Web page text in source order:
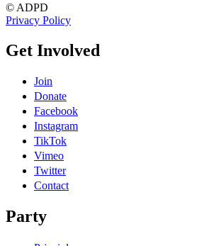
© ADPD
Privacy Policy
Get Involved
Join
Donate
Facebook
Instagram
TikTok
Vimeo
Twitter
Contact
Party